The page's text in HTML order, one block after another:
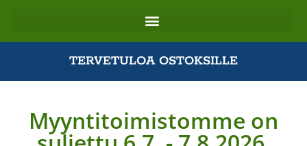
TERVETULOA OSTOKSILLE
Myyntitoimistomme on